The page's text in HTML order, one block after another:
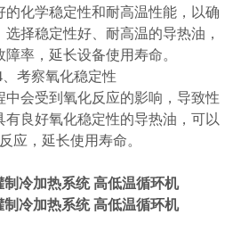
化学稳定性和耐高温性能，以确
择稳定性好、耐高温的导热油，
率，延长设备使用寿命。
察氧化稳定性
会受到氧化反应的影响，导致性
良好氧化稳定性的导热油，可以
应，延长使用寿命。
冷加热系统 高低温循环机
冷加热系统 高低温循环机